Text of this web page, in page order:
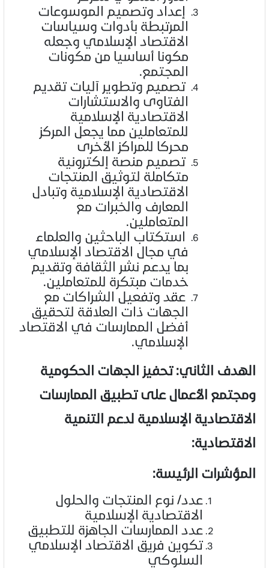
إعداد وتصميم الموسوعات
المرتبطة بأدوات وسياسات
الاقتصاد الإسلامي وجعله
مكونا أساسيا من مكونات
المجتمع.
تصميم وتطوير آليات تقديم
الفتاوى والاستشارات
الاقتصادية الإسلامية
للمتعاملين مما يجعل المركز
محركا للمراكز الأخرى
تصميم منصة إلكترونية
متكاملة لتوثيق المنتجات
الاقتصادية الإسلامية وتبادل
المعارف والخبرات مع
المتعاملين.
استكتاب الباحثين والعلماء
في مجال الاقتصاد الإسلامي
بما يدعم نشر الثقافة وتقديم
خدمات مبتكرة للمتعاملين.
عقد وتفعيل الشراكات مع
الجهات ذات العلاقة لتحقيق
أفضل الممارسات في الاقتصاد
الإسلامي.
الهدف الثاني: تحفيز الجهات الحكومية
ومجتمع الأعمال على تطبيق الممارسات
الاقتصادية الإسلامية لدعم التنمية
الاقتصادية:
المؤشرات الرئيسة:
عدد/ نوع المنتجات والحلول
الاقتصادية الإسلامية
عدد الممارسات الجاهزة للتطبيق
تكوين فريق الاقتصاد الإسلامي
السلوكي